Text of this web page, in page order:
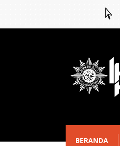

BERANDA